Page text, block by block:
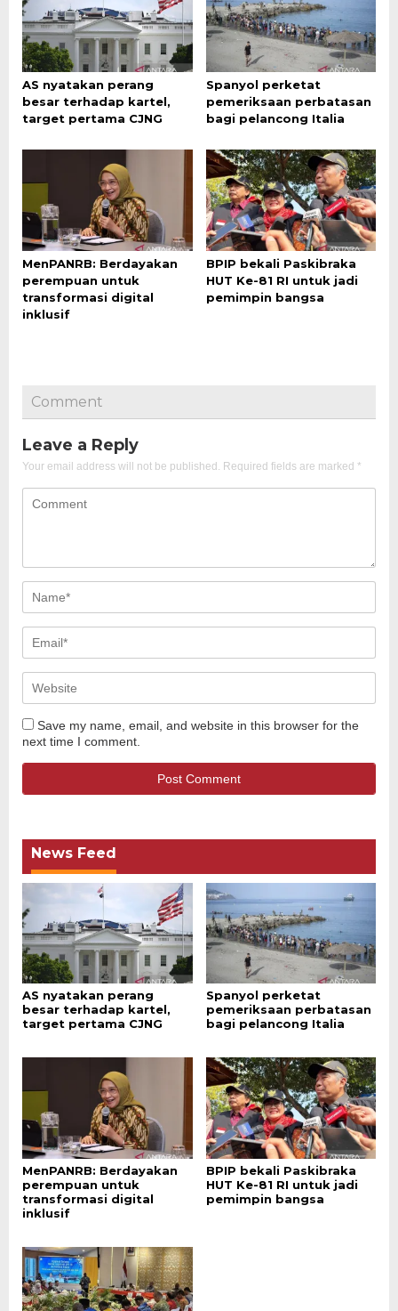
AS nyatakan perang
besar terhadap kartel,
target pertama CJNG
Spanyol perketat
pemeriksaan perbatasan
bagi pelancong Italia
MenPANRB: Berdayakan
perempuan untuk
transformasi digital
inklusif
BPIP bekali Paskibraka
HUT Ke-81 RI untuk jadi
pemimpin bangsa
Comment
Leave a Reply
Your email address will not be published. Required fields are marked *
Save my name, email, and website in this browser for the
next time I comment.
News Feed
AS nyatakan perang
besar terhadap kartel,
target pertama CJNG
Spanyol perketat
pemeriksaan perbatasan
bagi pelancong Italia
MenPANRB: Berdayakan
perempuan untuk
transformasi digital
inklusif
BPIP bekali Paskibraka
HUT Ke-81 RI untuk jadi
pemimpin bangsa